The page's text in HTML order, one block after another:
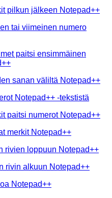
pilkun jälkeen Notepad++
tai viimeinen numero
paitsi ensimmäinen
sanan väliltä Notepad++
Notepad++ -tekstistä
paitsi numerot Notepad++
merkit Notepad++
rivien loppuun Notepad++
rivin alkuun Notepad++
Notepad++